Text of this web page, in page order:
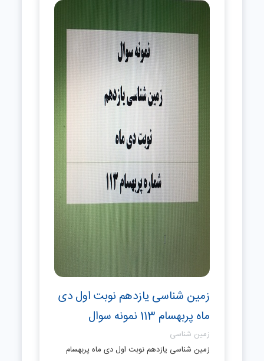
زمین شناسی یازدهم نوبت اول دی
ماه پربهسام 113 نمونه سوال
زمین شناسی
زمین شناسی یازدهم نوبت اول دی ماه پربهسام